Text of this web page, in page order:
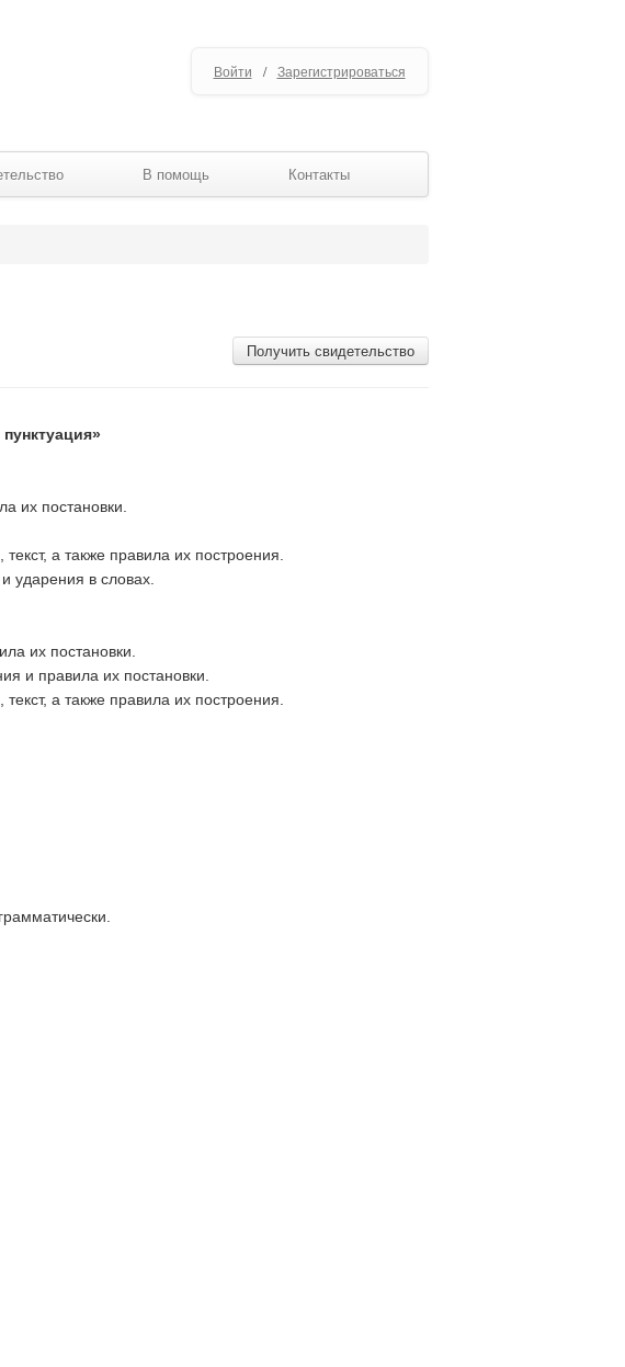
Войти / Зарегистрироваться
В помощь Контакты
Получить свидетельство
их постановки.
а также правила их построения.
ударения в словах.
их постановки.
и правила их постановки.
а также правила их построения.